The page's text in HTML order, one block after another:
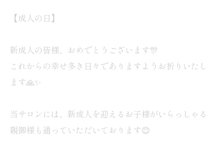
【成人の日】
新成人の皆様、おめでとうございます🎊
これからの幸せ多き日々でありますようお祈りいたし
ます🙏✨
当サロンには、新成人を迎えるお子様がいらっしゃる
親御様も通っていただいております😊